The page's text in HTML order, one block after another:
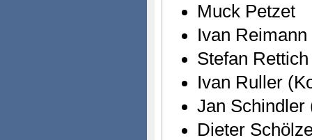
Muck Petzet
Ivan Reimann
Stefan Rettich
Ivan Ruller
Jan Schindler
Dieter